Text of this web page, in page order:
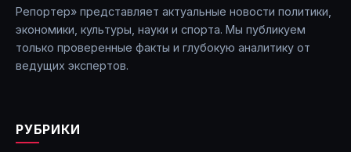
Репортер» представляет актуальные новости политики,
экономики, культуры, науки и спорта. Мы публикуем
только проверенные факты и глубокую аналитику от
ведущих экспертов.
РУБРИКИ